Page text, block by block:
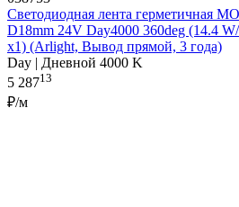
Светодиодная лента герметичная
D18mm 24V Day4000 360deg (14.4
x1) (Arlight, Вывод прямой, 3 года)
Day | Дневной 4000 K
5 28713
₽/м